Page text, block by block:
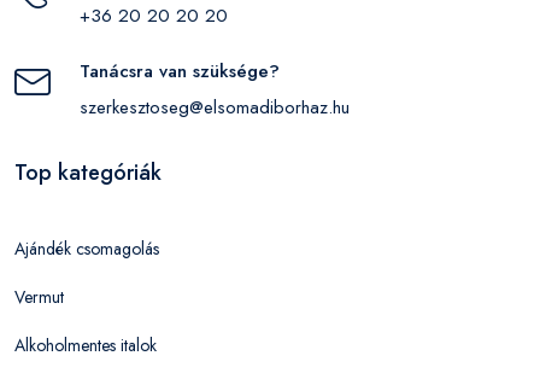
+36 20 20 20 20
Tanácsra van szüksége?
szerkesztoseg@elsomadiborhaz.hu
Top kategóriák
Ajándék csomagolás
Vermut
Alkoholmentes italok